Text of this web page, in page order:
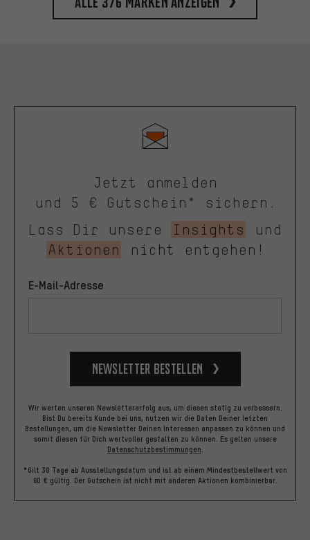
Jetzt anmelden
und 5 € Gutschein* sichern.
Lass Dir unsere
Insights
und
Aktionen
nicht entgehen!
E-Mail-Adresse
Newsletter bestellen
Wir werten unseren Newslettererfolg aus, um diesen stetig zu verbessern.
Bist Du bereits Kunde bei uns, nutzen wir die Daten Deiner letzten
Bestellungen, um die Newsletter Deinen Interessen anpassen zu können und
somit diesen für Dich wertvoller gestalten zu können. Es gelten unsere
Datenschutzbestimmungen
*Gilt 30 Tage ab Ausstellungsdatum und ist ab einem Mindestbestellwert von
60 € gültig. Der Gutschein ist nicht mit anderen Aktionen kombinierbar.